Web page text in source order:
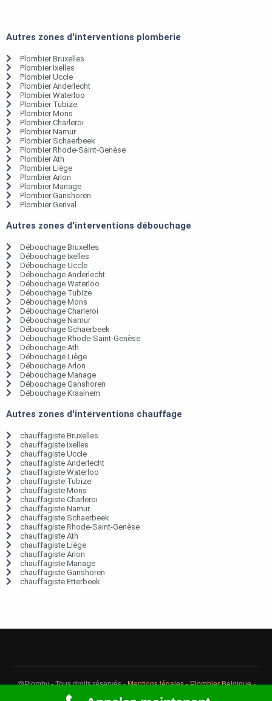
Autres zones d'interventions plomberie
Plombier Bruxelles
Plombier Ixelles
Plombier Uccle
Plombier Anderlecht
Plombier Waterloo
Plombier Tubize
Plombier Mons
Plombier Charleroi
Plombier Namur
Plombier Schaerbeek
Plombier Rhode-Saint-Genèse
Plombier Ath
Plombier Liège
Plombier Arlon
Plombier Manage
Plombier Ganshoren
Plombier Genval
Autres zones d'interventions débouchage
Débouchage Bruxelles
Débouchage Ixelles
Débouchage Uccle
Débouchage Anderlecht
Débouchage Waterloo
Débouchage Tubize
Débouchage Mons
Débouchage Charleroi
Débouchage Namur
Débouchage Schaerbeek
Débouchage Rhode-Saint-Genèse
Débouchage Ath
Débouchage Liège
Débouchage Arlon
Débouchage Manage
Débouchage Ganshoren
Débouchage Kraainem
Autres zones d'interventions chauffage
chauffagiste Bruxelles
chauffagiste Ixelles
chauffagiste Uccle
chauffagiste Anderlecht
chauffagiste Waterloo
chauffagiste Tubize
chauffagiste Mons
chauffagiste Charleroi
chauffagiste Namur
chauffagiste Schaerbeek
chauffagiste Rhode-Saint-Genèse
chauffagiste Ath
chauffagiste Liège
chauffagiste Arlon
chauffagiste Manage
chauffagiste Ganshoren
chauffagiste Etterbeek
@Plomby - Tous droits réservés -Mentions légales-Plombier Belgique-
Débouchage Belgique